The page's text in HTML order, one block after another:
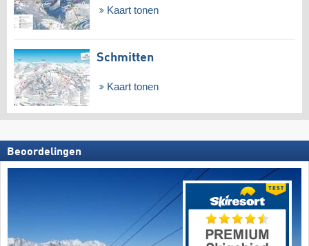
Kaart tonen
Schmitten
Kaart tonen
Beoordelingen